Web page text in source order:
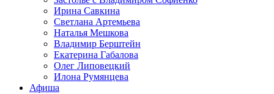
Ирина Савкина
Светлана Артемьева
Наталья Мешкова
Владимир Берштейн
Екатерина Габалова
Олег Липовецкий
Илона Румянцева
Афиша